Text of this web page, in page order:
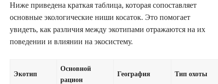
Ниже приведена краткая таблица, которая сопоставляет
основные экологические ниши косаток. Это помогает
увидеть, как различия между экотипами отражаются на их
поведении и влиянии на экосистему.
Экотип
Основной
рацион
География Тип охоты